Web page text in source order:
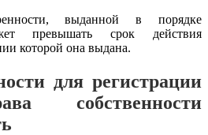
выданной в порядке
превышать срок действия
которой она выдана.
для регистрации
собственности